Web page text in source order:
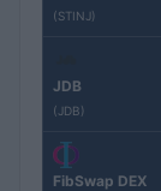
(STINJ)
JDB
(JDB)
FibSwap DEX